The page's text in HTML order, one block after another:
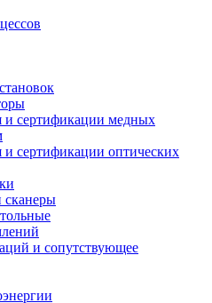
и сертификации медных
и сертификации оптических
сканеры
и сопутствующее